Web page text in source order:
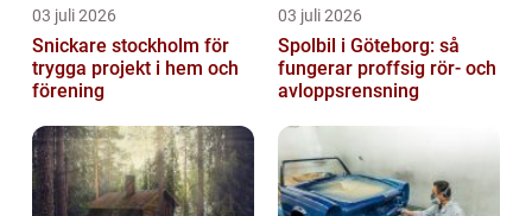
03 juli 2026
Snickare stockholm för
trygga projekt i hem och
förening
03 juli 2026
Spolbil i Göteborg: så
fungerar proffsig rör- och
avloppsrensning